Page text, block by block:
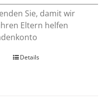
Sie, damit wir
Eltern helfen
Details